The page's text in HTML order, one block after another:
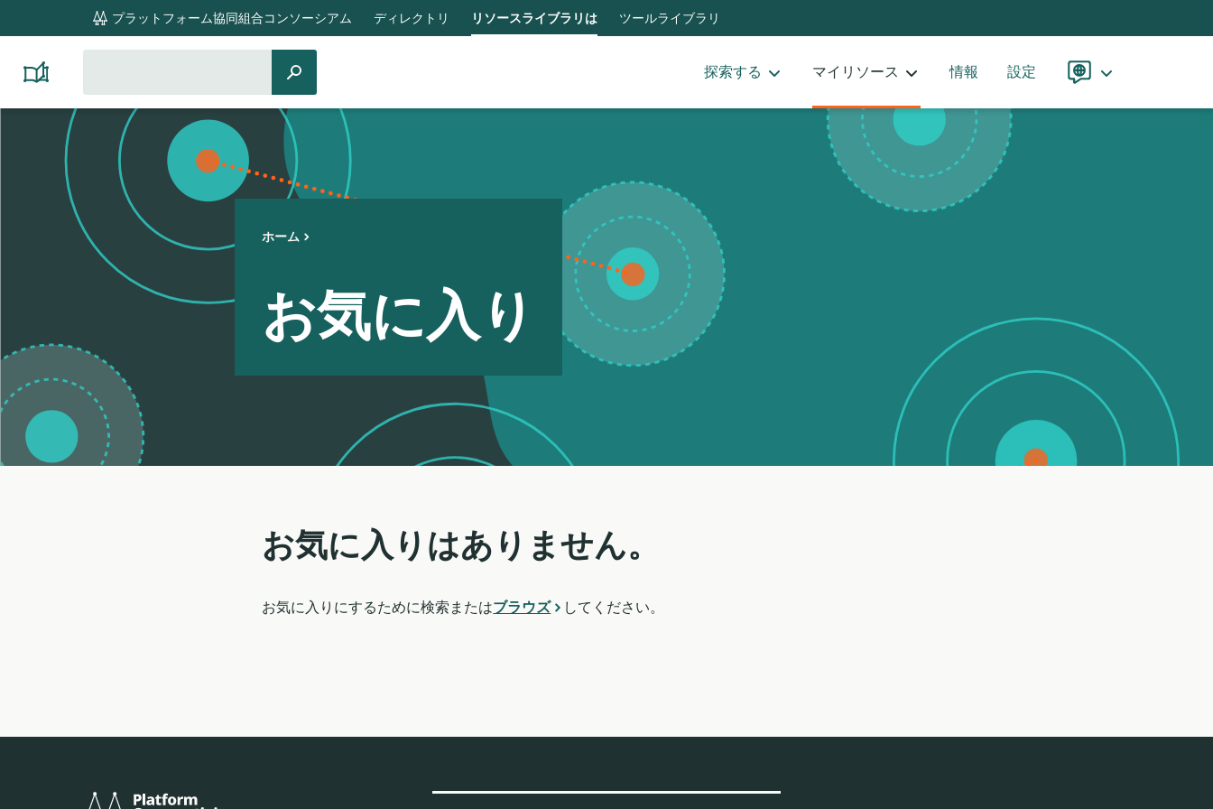
navigation
プラットフォーム協同組合コンソーシアム ディレクトリ リソースライブラリは ツールライブラリ
Platform
Cooperativism
Resource
Library
対
検
索
探索する マイリソース 情報 設定
言
語
ホーム
お気に入り
お気に入りはありません。
お気に入りにするために検索またはブラウズ してください。